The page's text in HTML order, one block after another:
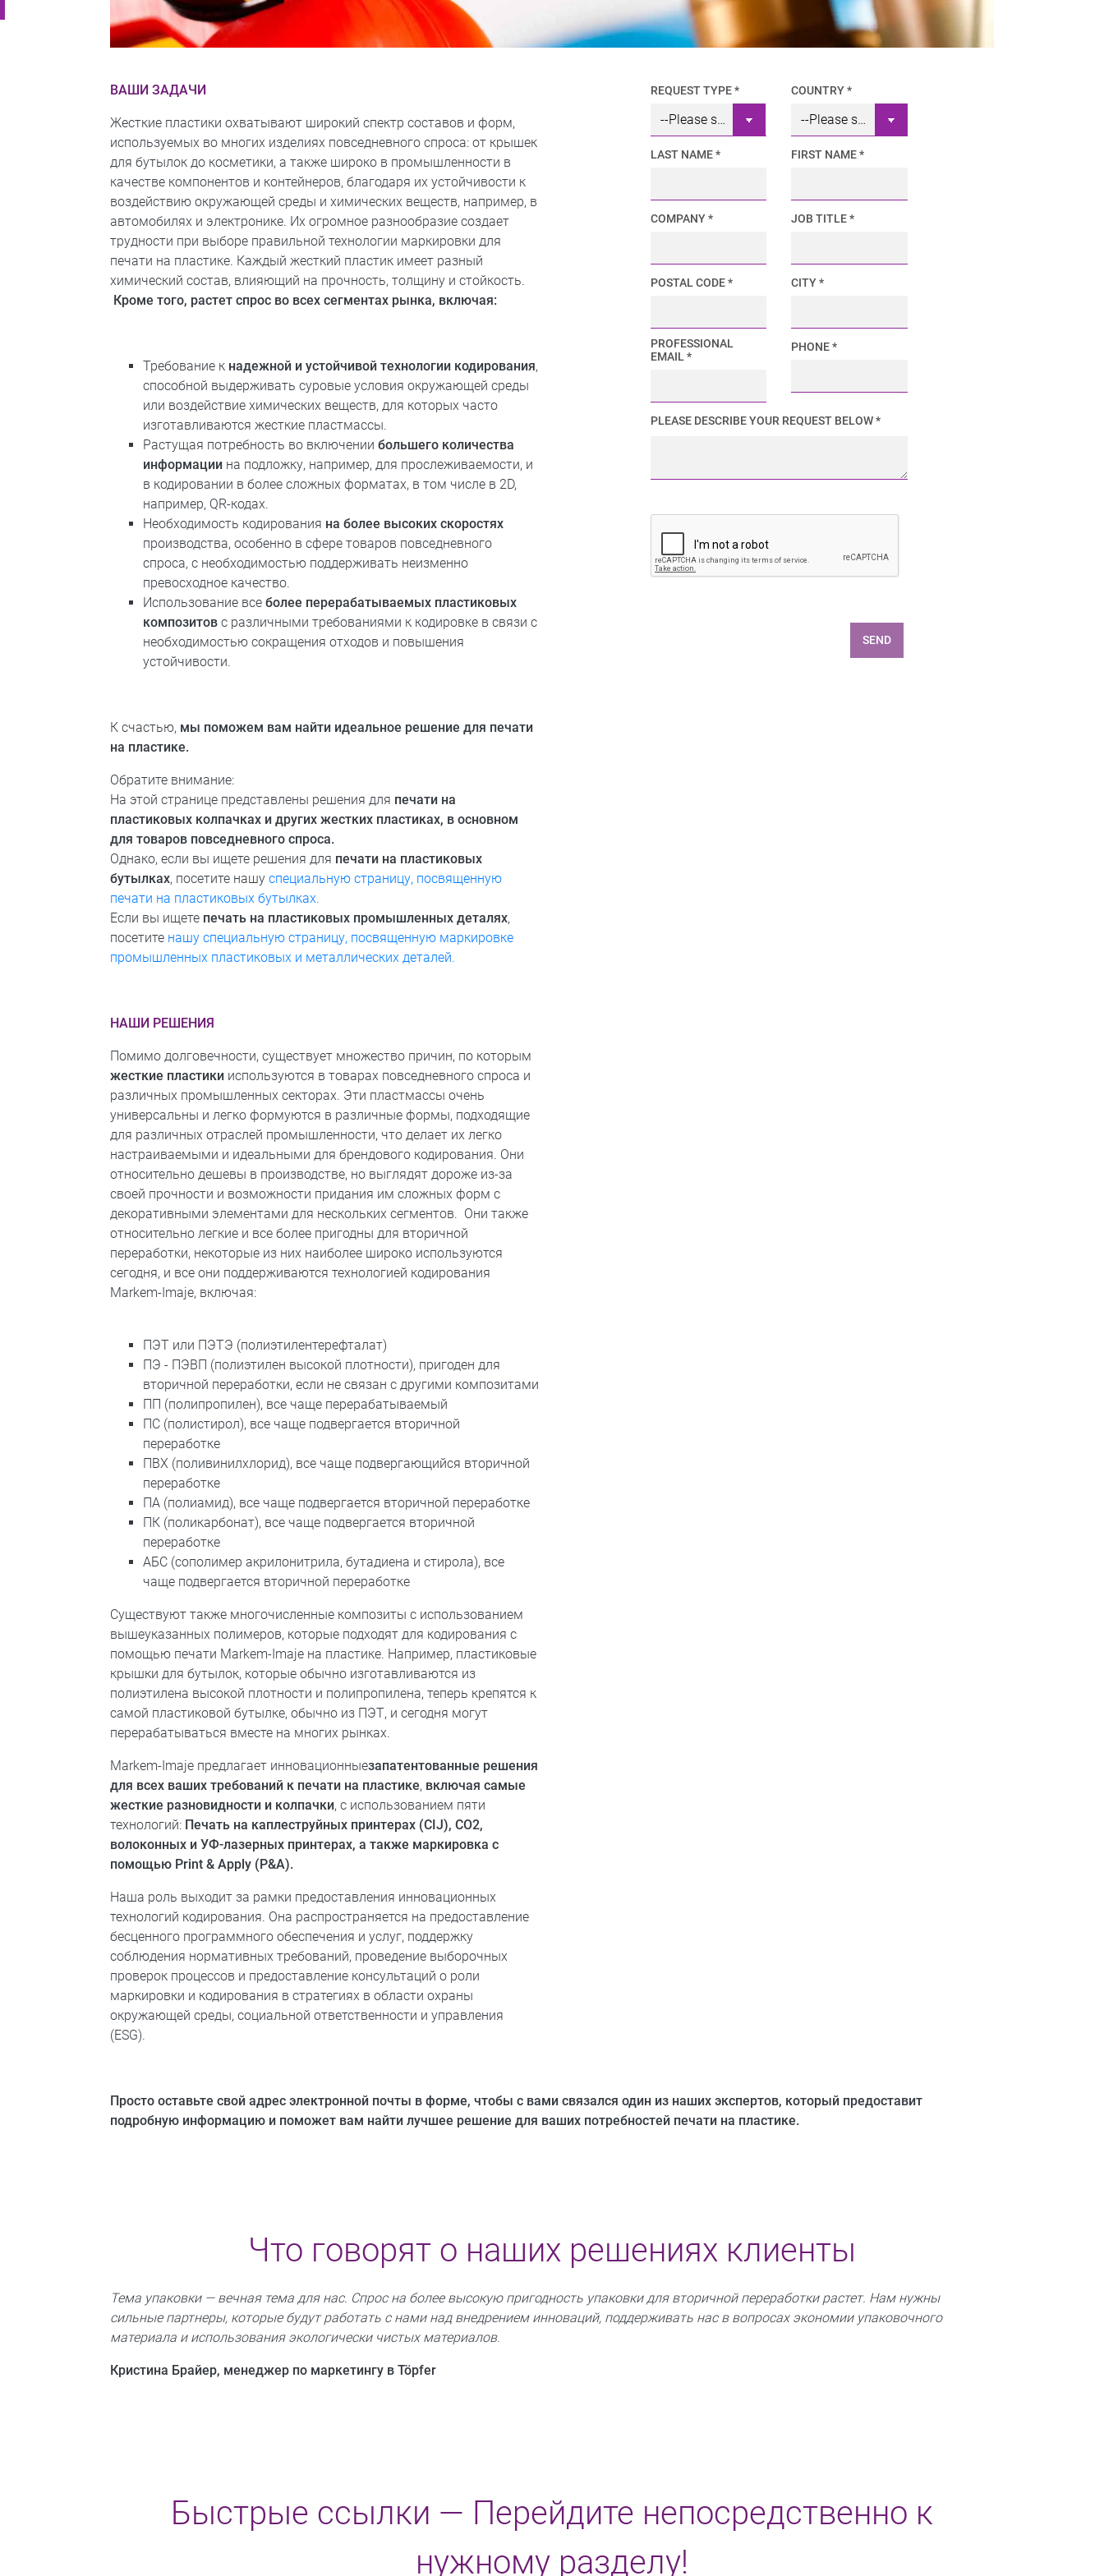
ВАШИ ЗАДАЧИ
Жесткие пластики охватывают широкий спектр составов и форм,
используемых во многих изделиях повседневного спроса: от крышек
для бутылок до косметики, а также широко в промышленности в
качестве компонентов и контейнеров, благодаря их устойчивости к
воздействию окружающей среды и химических веществ, например, в
автомобилях и электронике. Их огромное разнообразие создает
трудности при выборе правильной технологии маркировки для
печати на пластике. Каждый жесткий пластик имеет разный
химический состав, влияющий на прочность, толщину и стойкость.
Кроме того, растет спрос во всех сегментах рынка, включая:
Требование к надежной и устойчивой технологии кодирования,
способной выдерживать суровые условия окружающей среды
или воздействие химических веществ, для которых часто
изготавливаются жесткие пластмассы.
Растущая потребность во включениибольшего количества
информации на подложку, например, для прослеживаемости, и
в кодировании в более сложных форматах, в том числе в 2D,
например, QR-кодах.
Необходимость кодирования на более высоких скоростях
производства, особенно в сфере товаров повседневного
спроса, с необходимостью поддерживать неизменно
превосходное качество.
Использование всеболее перерабатываемых пластиковых
композитов с различными требованиями к кодировке в связи с
необходимостью сокращения отходов и повышения
устойчивости.
К счастью, мы поможем вам найти идеальное решение для печати
на пластике.
Обратите внимание:
На этой странице представлены решения для печати на
пластиковых колпачках и других жестких пластиках, в основном
для товаров повседневного спроса.
Однако, если вы ищете решения для печати на пластиковых
бутылках, посетите нашу специальную страницу, посвященную
печати на пластиковых бутылках.
Если вы ищете печать на пластиковых промышленных деталях,
посетите нашу специальную страницу, посвященную маркировке
промышленных пластиковых и металлических деталей.
НАШИ РЕШЕНИЯ
Помимо долговечности, существует множество причин, по которым
жесткие пластики используются в товарах повседневного спроса и
различных промышленных секторах. Эти пластмассы очень
универсальны и легко формуются в различные формы, подходящие
для различных отраслей промышленности, что делает их легко
настраиваемыми и идеальными для брендового кодирования. Они
относительно дешевы в производстве, но выглядят дороже из-за
своей прочности и возможности придания им сложных форм с
декоративными элементами для нескольких сегментов. Они также
относительно легкие и все более пригодны для вторичной
переработки, некоторые из них наиболее широко используются
сегодня, и все они поддерживаются технологией кодирования
Markem-Imaje, включая:
ПЭТ или ПЭТЭ (полиэтилентерефталат)
ПЭ - ПЭВП (полиэтилен высокой плотности), пригоден для
вторичной переработки, если не связан с другими композитами
ПП (полипропилен), все чаще перерабатываемый
ПС (полистирол), все чаще подвергается вторичной
переработке
ПВХ (поливинилхлорид), все чаще подвергающийся вторичной
переработке
ПА (полиамид), все чаще подвергается вторичной переработке
ПК (поликарбонат), все чаще подвергается вторичной
переработке
АБС (сополимер акрилонитрила, бутадиена и стирола), все
чаще подвергается вторичной переработке
Существуют также многочисленные композиты с использованием
вышеуказанных полимеров, которые подходят для кодирования с
помощью печати Markem-Imaje на пластике. Например, пластиковые
крышки для бутылок, которые обычно изготавливаются из
полиэтилена высокой плотности и полипропилена, теперь крепятся к
самой пластиковой бутылке, обычно из ПЭТ, и сегодня могут
перерабатываться вместе на многих рынках.
Markem-Imaje предлагает инновационныезапатентованные решения
для всех ваших требований к печати на пластике, включая самые
жесткие разновидности и колпачки, с использованием пяти
технологий: Печать на каплеструйных принтерах (CIJ), CO2,
волоконных и УФ-лазерных принтерах, а также маркировка с
помощью Print & Apply (P&A).
Наша роль выходит за рамки предоставления инновационных
технологий кодирования. Она распространяется на предоставление
бесценного программного обеспечения и услуг, поддержку
соблюдения нормативных требований, проведение выборочных
проверок процессов и предоставление консультаций о роли
маркировки и кодирования в стратегиях в области охраны
окружающей среды, социальной ответственности и управления
(ESG).
REQUEST TYPE * COUNTRY *
LAST NAME * FIRST NAME *
COMPANY * JOB TITLE *
POSTAL CODE * CITY *
PROFESSIONAL
EMAIL *
PHONE *
PLEASE DESCRIBE YOUR REQUEST BELOW *
SEND
Просто оставьте свой адрес электронной почты в форме, чтобы с вами связался один из наших экспертов, который предоставит
подробную информацию и поможет вам найти лучшее решение для ваших потребностей печати на пластике.
Что говорят о наших решениях клиенты
Тема упаковки — вечная тема для нас. Спрос на более высокую пригодность упаковки для вторичной переработки растет. Нам нужны
сильные партнеры, которые будут работать с нами над внедрением инноваций, поддерживать нас в вопросах экономии упаковочного
материала и использования экологически чистых материалов.
Кристина Брайер, менеджер по маркетингу в Töpfer
Быстрые ссылки — Перейдите непосредственно к
нужному разделу!